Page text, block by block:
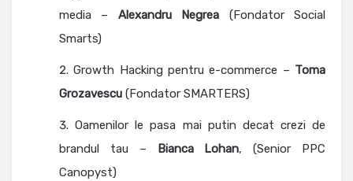
media – Alexandru Negrea (Fondator Social
Smarts)
Growth Hacking pentru e-commerce – Toma
Grozavescu (Fondator SMARTERS)
Oamenilor le pasa mai putin decat crezi de
brandul tau – Bianca Lohan, (Senior PPC
Canopyst)